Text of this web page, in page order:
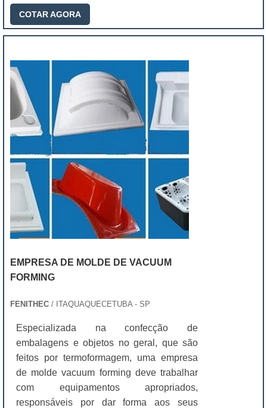
COTAR AGORA
EMPRESA DE MOLDE DE VACUUM
FORMING
FENITHEC / ITAQUAQUECETUBA - SP
Especializada na confecção de
embalagens e objetos no geral, que são
feitos por termoformagem, uma empresa
de molde vacuum forming deve trabalhar
com equipamentos apropriados,
responsáveis por dar forma aos seus